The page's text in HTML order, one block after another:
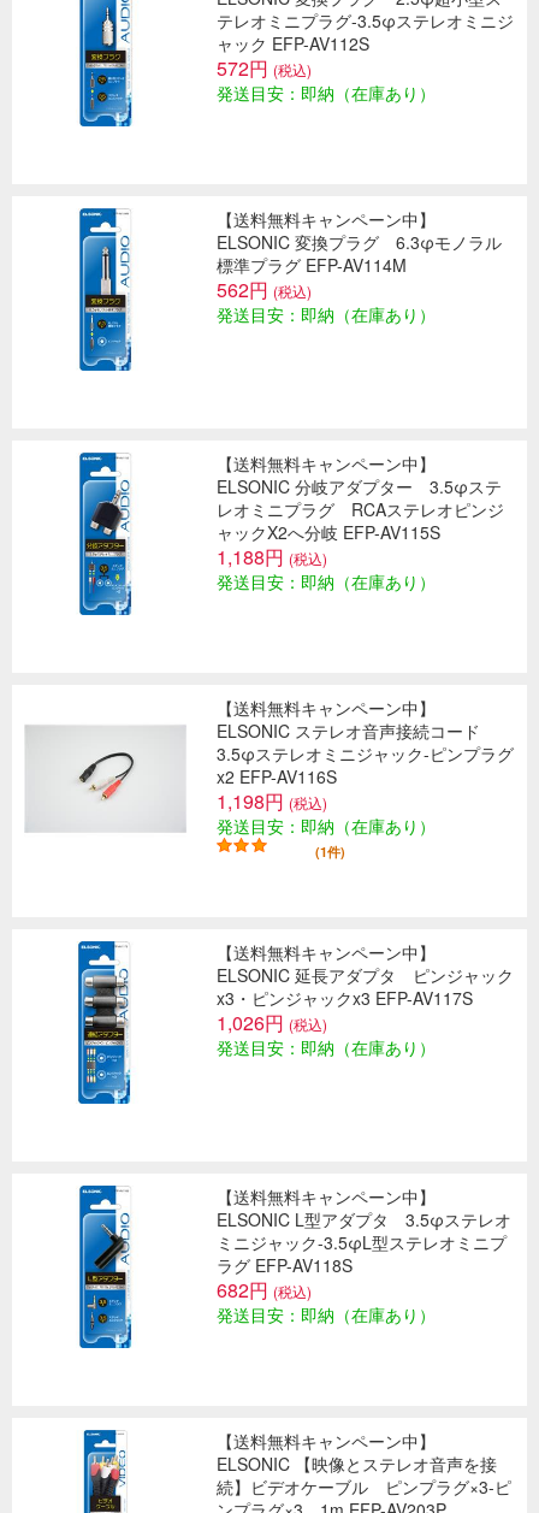
テレオミニプラグ-3.5φステレオミニジ
ャック EFP-AV112S
572円 (税込)
発送目安：即納（在庫あり）
【送料無料キャンペーン中】
ELSONIC 変換プラグ 6.3φモノラル
標準プラグ EFP-AV114M
562円 (税込)
発送目安：即納（在庫あり）
【送料無料キャンペーン中】
ELSONIC 分岐アダプター 3.5φステ
レオミニプラグ RCAステレオピンジ
ャックX2へ分岐 EFP-AV115S
1,188円 (税込)
発送目安：即納（在庫あり）
【送料無料キャンペーン中】
ELSONIC ステレオ音声接続コード
3.5φステレオミニジャック-ピンプラグ
x2 EFP-AV116S
1,198円 (税込)
発送目安：即納（在庫あり）
(1件)
【送料無料キャンペーン中】
ELSONIC 延長アダプタ ピンジャック
x3・ピンジャックx3 EFP-AV117S
1,026円 (税込)
発送目安：即納（在庫あり）
【送料無料キャンペーン中】
ELSONIC L型アダプタ 3.5φステレオ
ミニジャック-3.5φL型ステレオミニプ
ラグ EFP-AV118S
682円 (税込)
発送目安：即納（在庫あり）
【送料無料キャンペーン中】
ELSONIC 【映像とステレオ音声を接
続】ビデオケーブル ピンプラグ×3-ピ